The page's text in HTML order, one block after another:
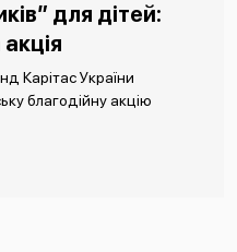
для дітей:
Карітас України
благодійну акцію